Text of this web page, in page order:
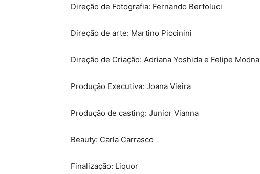
Direção de Fotografia: Fernando Bertoluci
Direção de arte: Martino Piccinini
Direção de Criação: Adriana Yoshida e Felipe Modna
Produção Executiva: Joana Vieira
Produção de casting: Junior Vianna
Beauty: Carla Carrasco
Finalização: Liquor